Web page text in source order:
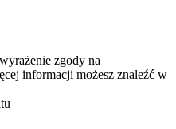
zgody na
informacji możesz znaleźć w